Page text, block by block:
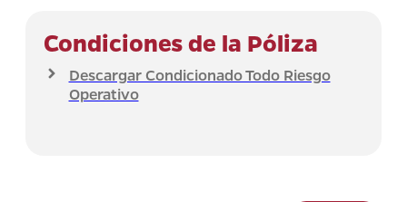
Condiciones de la Póliza
Descargar Condicionado Todo Riesgo
Operativo